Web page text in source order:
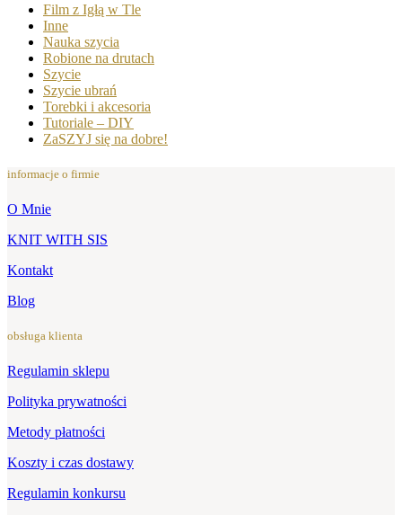
Film z Igłą w Tle
Inne
Nauka szycia
Robione na drutach
Szycie
Szycie ubrań
Torebki i akcesoria
Tutoriale – DIY
ZaSZYJ się na dobre!
informacje o firmie
O Mnie
KNIT WITH SIS
Kontakt
Blog
obsługa klienta
Regulamin sklepu
Polityka prywatności
Metody płatności
Koszty i czas dostawy
Regulamin konkursu